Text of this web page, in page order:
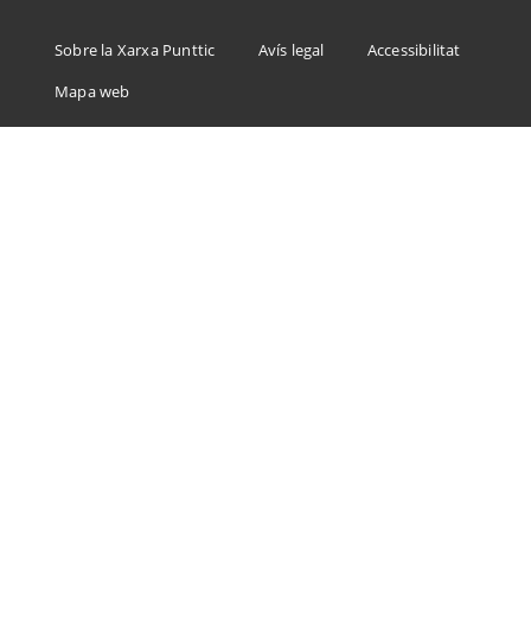
Menu
Footer
Sobre la Xarxa Punttic Avís legal
Accessibilitat
Mapa web